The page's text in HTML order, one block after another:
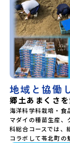
地域と協働
郷土あまくさ
海洋科学科栽培・食
マダイの種苗生産、
科総合コースでは、
コラボして苓北町の